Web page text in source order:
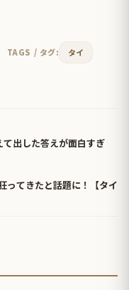
TAGS / タグ:
タイ
出した答えが面白すぎ
ってきたと話題に！【タイ